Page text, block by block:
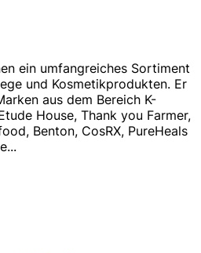
ein umfangreiches Sortiment
und Kosmetikprodukten. Er
aus dem Bereich K-
House, Thank you Farmer,
Benton, CosRX, PureHeals
...